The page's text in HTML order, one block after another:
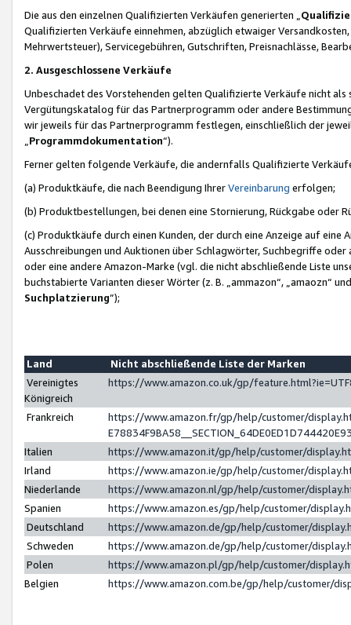
Die aus den einzelnen Qualifizierten Verkäufen generierten „
Qualifizierten Verkäufe einnehmen, abzüglich etwaiger
Mehrwertsteuer), Servicegebühren, Gutschriften, Preisnachlässe,
2. Ausgeschlossene Verkäufe
Unbeschadet des Vorstehenden gelten Qualifizierte Verkäufe nicht
Vergütungskatalog für das Partnerprogramm oder andere
wir jeweils für das Partnerprogramm festlegen, einschließlich der
Programmdokumentation“).
Ferner gelten folgende Verkäufe, die andernfalls Qualifizierte
(a) Produktkäufe, die nach Beendigung IhrerVereinbarung erfolgen;
(b) Produktbestellungen, bei denen eine Stornierung, Rückgabe oder
(c) Produktkäufe durch einen Kunden, der durch eine Anzeige auf
Ausschreibungen und Auktionen über Schlagwörter, Suchbegriffe
oder eine andere Amazon-Marke (vgl. die nicht abschließende Liste
buchstabierte Varianten dieser Wörter (z. B. „ammazon“, „amaozn“
Suchplatzierung”);
Land
Nicht abschließende Liste der Marken
Vereinigtes
Königreich
https://www.amazon.co.uk/gp/
Frankreich
https://www.amazon.fr/gp/help/customer/
Italien
https://www.amazon.it/gp/help/customer/
Irland
https://www.amazon.ie/gp/help/customer/
Niederlande
https://www.amazon.nl/gp/help/customer/
Spanien
https://www.amazon.es/gp/help/customer/
Deutschland
https://www.amazon.de/gp/help/customer/
Schweden
https://www.amazon.de/gp/help/customer/
Polen
https://www.amazon.pl/gp/help/customer/
Belgien
https://www.amazon.com.be/gp/help/customer/